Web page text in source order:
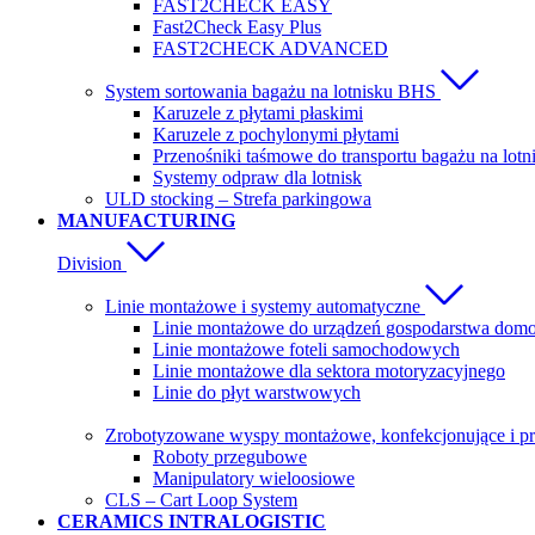
FAST2CHECK EASY
Fast2Check Easy Plus
FAST2CHECK ADVANCED
System sortowania bagażu na lotnisku BHS
Karuzele z płytami płaskimi
Karuzele z pochylonymi płytami
Przenośniki taśmowe do transportu bagażu na
Systemy odpraw dla lotnisk
ULD stocking – Strefa parkingowa
MANUFACTURING
Division
Linie montażowe i systemy automatyczne
Linie montażowe do urządzeń gospodarstwa
Linie montażowe foteli samochodowych
Linie montażowe dla sektora motoryzacyjnego
Linie do płyt warstwowych
Zrobotyzowane wyspy montażowe, konfekcjonujące i
Roboty przegubowe
Manipulatory wieloosiowe
CLS – Cart Loop System
CERAMICS INTRALOGISTIC